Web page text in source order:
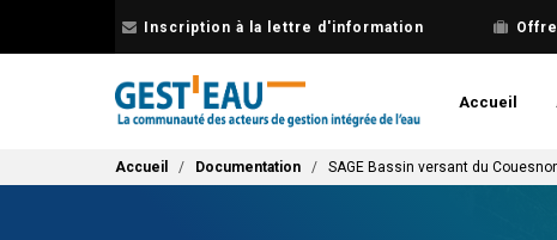
Inscription à la lettre d'information
Accueil
Fil d'Ariane
Accueil Documentation SAGE Bassin versant du